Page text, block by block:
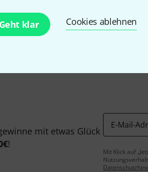
Geht klar Cookies ablehnen
Gefällt Ihnen, was Sie
mit etwas Glück
!
E-Mail-
Mit Klick auf